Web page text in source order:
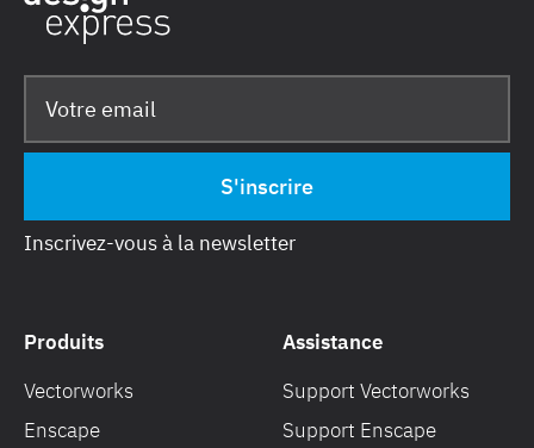
Inscrivez-vous à la newsletter
Produits
Vectorworks
Enscape
Assistance
Support Vectorworks
Support Enscape